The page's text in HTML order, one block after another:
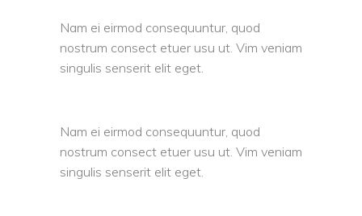
Nam ei eirmod consequuntur, quod
nostrum consect etuer usu ut. Vim veniam
singulis senserit elit eget.
Nam ei eirmod consequuntur, quod
nostrum consect etuer usu ut. Vim veniam
singulis senserit elit eget.